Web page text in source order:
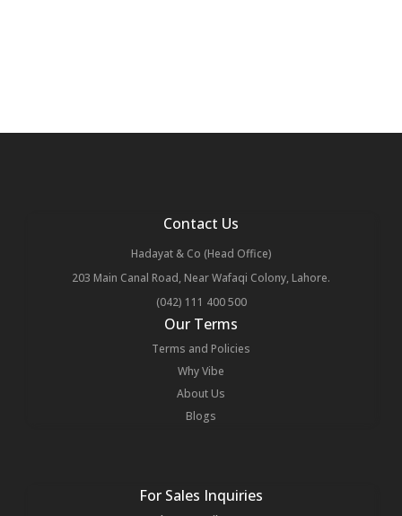
Contact Us
Hadayat & Co (Head Office)
203 Main Canal Road, Near Wafaqi Colony, Lahore.
(042) 111 400 500
Our Terms
Terms and Policies
Why Vibe
About Us
Blogs
For Sales Inquiries